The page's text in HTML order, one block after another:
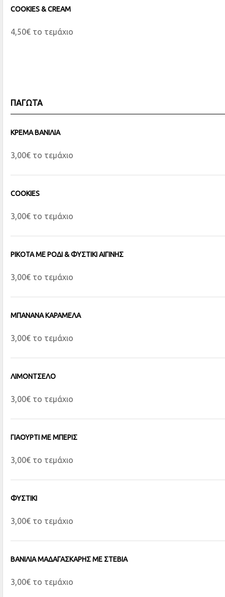
COOKIES & CREAM
4,50€ το τεμάχιο
ΠΑΓΩΤΑ
ΚΡΕΜΑ ΒΑΝΙΛΙΑ
3,00€ το τεμάχιο
COOKIES
3,00€ το τεμάχιο
ΡΙΚΟΤΑ ΜΕ ΡΟΔΙ & ΦΥΣΤΙΚΙ ΑΙΓΙΝΗΣ
3,00€ το τεμάχιο
ΜΠΑΝΑΝΑ ΚΑΡΑΜΕΛΑ
3,00€ το τεμάχιο
ΛΙΜΟΝΤΣΕΛΟ
3,00€ το τεμάχιο
ΓΙΑΟΥΡΤΙ ΜΕ ΜΠΕΡΙΣ
3,00€ το τεμάχιο
ΦΥΣΤΙΚΙ
3,00€ το τεμάχιο
ΒΑΝΙΛΙΑ ΜΑΔΑΓΑΣΚΑΡΗΣ ΜΕ ΣΤΕΒΙΑ
3,00€ το τεμάχιο